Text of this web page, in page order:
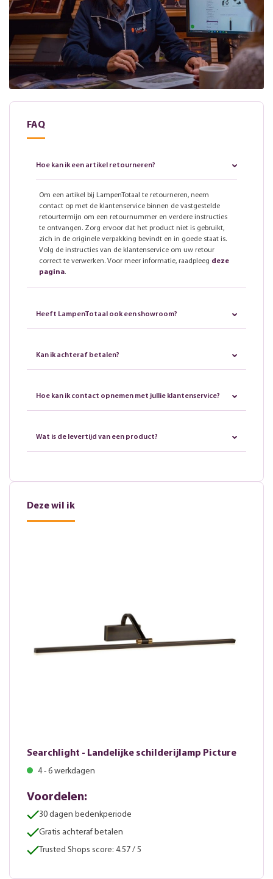
FAQ
Hoe kan ik een artikel retourneren?
Om een artikel bij LampenTotaal te retourneren, neem
contact op met de klantenservice binnen de vastgestelde
retourtermijn om een retournummer en verdere instructies
te ontvangen. Zorg ervoor dat het product niet is gebruikt,
zich in de originele verpakking bevindt en in goede staat is.
Volg de instructies van de klantenservice om uw retour
correct te verwerken. Voor meer informatie, raadpleeg deze
pagina.
Heeft LampenTotaal ook een showroom?
Kan ik achteraf betalen?
Hoe kan ik contact opnemen met jullie klantenservice?
Wat is de levertijd van een product?
Deze wil ik
Searchlight - Landelijke schilderijlamp Picture
4 - 6 werkdagen
Voordelen:
30 dagen bedenkperiode
Gratis achteraf betalen
Trusted Shops score: 4.57 / 5